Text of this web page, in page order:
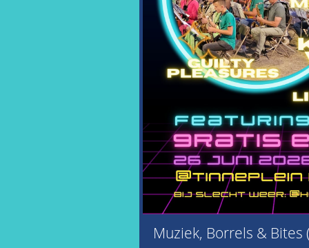
Muziek, Borrels & Bites